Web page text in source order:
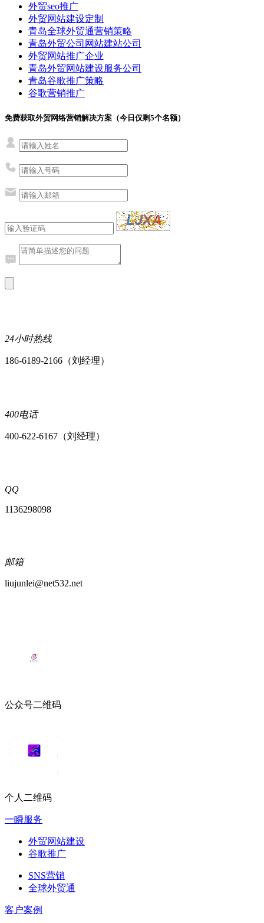
外贸seo推广
外贸网站建设定制
青岛全球外贸通营销策略
青岛外贸公司网站建站公司
外贸网站推广企业
青岛外贸网站建设服务公司
青岛谷歌推广策略
谷歌营销推广
免费获取外贸网络营销解决方案（今日仅剩5个名额）
24小时热线
186-6189-2166（刘经理）
400电话
400-622-6167（刘经理）
QQ
1136298098
邮箱
liujunlei@net532.net
公众号二维码
个人二维码
一瞬服务
外贸网站建设
谷歌推广
SNS营销
全球外贸通
客户案例